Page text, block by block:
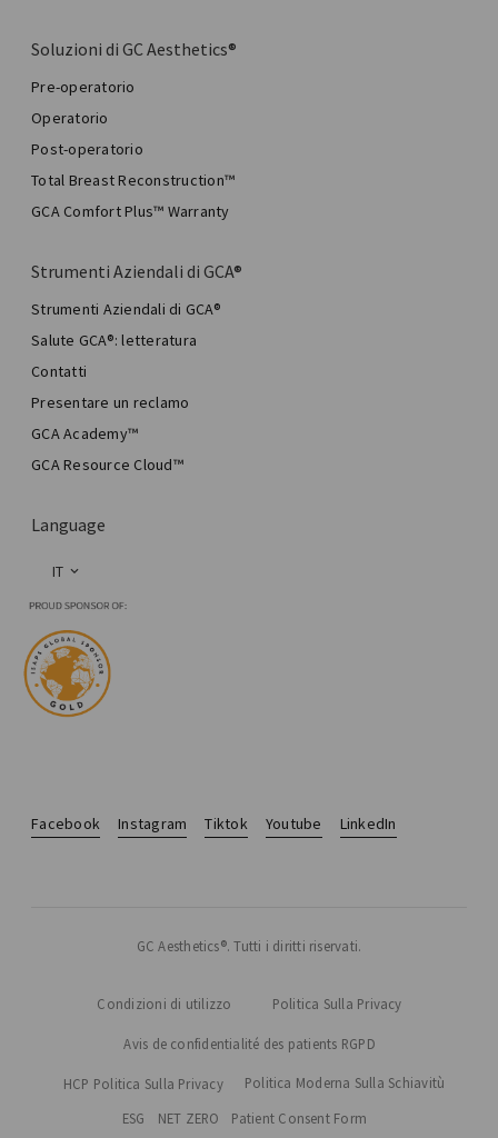
Soluzioni di GC Aesthetics®
Pre-operatorio
Operatorio
Post-operatorio
Total Breast Reconstruction™
GCA Comfort Plus™ Warranty
Strumenti Aziendali di GCA®
Strumenti Aziendali di GCA®
Salute GCA®: letteratura
Contatti
Presentare un reclamo
GCA Academy™
GCA Resource Cloud™
Language
IT
Facebook Instagram Tiktok Youtube LinkedIn
GC Aesthetics®. Tutti i diritti riservati.
Condizioni di utilizzo Politica Sulla Privacy
Avis de confidentialité des patients RGPD
HCP Politica Sulla Privacy Politica Moderna Sulla Schiavitù
ESG NET ZERO Patient Consent Form